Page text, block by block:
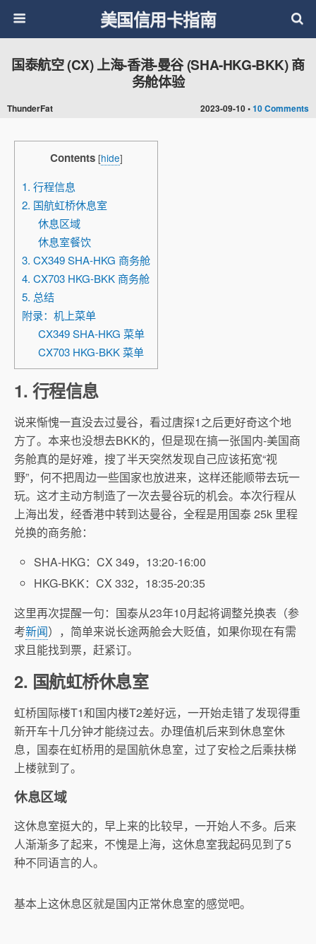
美国信用卡指南
2023-09-10 •10 Comments
国泰航空 (CX) 上海-香港-曼谷 (SHA-HKG-BKK) 商
务舱体验
ThunderFat
Contents [hide]
1. 行程信息
2. 国航虹桥休息室
休息区域
休息室餐饮
3. CX349 SHA-HKG 商务舱
4. CX703 HKG-BKK 商务舱
5. 总结
附录：机上菜单
CX349 SHA-HKG 菜单
CX703 HKG-BKK 菜单
1. 行程信息
说来惭愧一直没去过曼谷，看过唐探1之后更好奇这个地
方了。本来也没想去BKK的，但是现在搞一张国内-美国商
务舱真的是好难，搜了半天突然发现自己应该拓宽“视
野”，何不把周边一些国家也放进来，这样还能顺带去玩一
玩。这才主动方制造了一次去曼谷玩的机会。本次行程从
上海出发，经香港中转到达曼谷，全程是用国泰 25k 里程
兑换的商务舱：
SHA-HKG：CX 349，13:20-16:00
HKG-BKK：CX 332，18:35-20:35
这里再次提醒一句：国泰从23年10月起将调整兑换表（参
考新闻），简单来说长途两舱会大贬值，如果你现在有需
求且能找到票，赶紧订。
2. 国航虹桥休息室
虹桥国际楼T1和国内楼T2差好远，一开始走错了发现得重
新开车十几分钟才能绕过去。办理值机后来到休息室休
息，国泰在虹桥用的是国航休息室，过了安检之后乘扶梯
上楼就到了。
休息区域
这休息室挺大的，早上来的比较早，一开始人不多。后来
人渐渐多了起来，不愧是上海，这休息室我起码见到了5
种不同语言的人。
基本上这休息区就是国内正常休息室的感觉吧。